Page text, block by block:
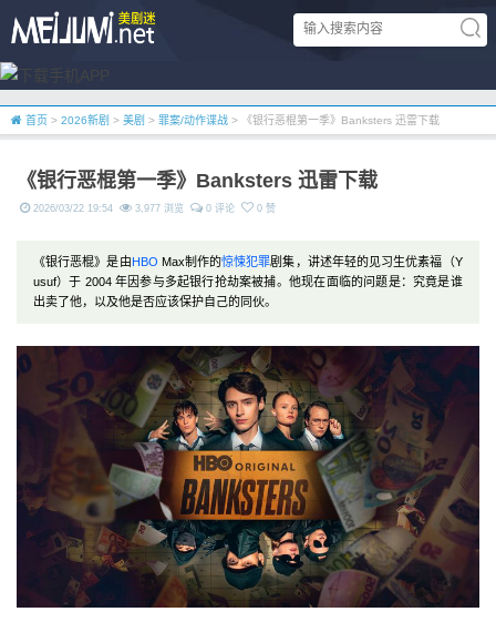
首页 > 2026新剧 > 美剧 > 罪案/动作谍战 > 《银行恶棍第一季》Banksters 迅雷下载
《银行恶棍第一季》Banksters 迅雷下载
2026/03/22 19:54 3,977 浏览 0 评论 0 赞
《银行恶棍》是由HBO Max制作的惊悚犯罪剧集，讲述年轻的见习生优素福（Y
usuf）于 2004 年因参与多起银行抢劫案被捕。他现在面临的问题是：究竟是谁
出卖了他，以及他是否应该保护自己的同伙。